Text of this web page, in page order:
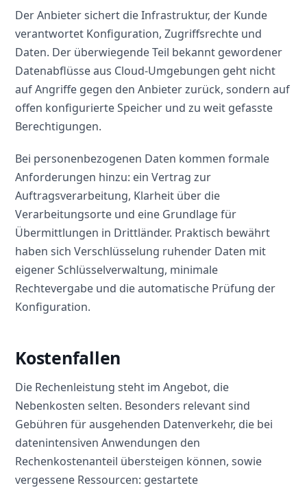
Der Anbieter sichert die Infrastruktur, der Kunde
verantwortet Konfiguration, Zugriffsrechte und
Daten. Der überwiegende Teil bekannt gewordener
Datenabflüsse aus Cloud-Umgebungen geht nicht
auf Angriffe gegen den Anbieter zurück, sondern auf
offen konfigurierte Speicher und zu weit gefasste
Berechtigungen.
Bei personenbezogenen Daten kommen formale
Anforderungen hinzu: ein Vertrag zur
Auftragsverarbeitung, Klarheit über die
Verarbeitungsorte und eine Grundlage für
Übermittlungen in Drittländer. Praktisch bewährt
haben sich Verschlüsselung ruhender Daten mit
eigener Schlüsselverwaltung, minimale
Rechtevergabe und die automatische Prüfung der
Konfiguration.
Kostenfallen
Die Rechenleistung steht im Angebot, die
Nebenkosten selten. Besonders relevant sind
Gebühren für ausgehenden Datenverkehr, die bei
datenintensiven Anwendungen den
Rechenkostenanteil übersteigen können, sowie
vergessene Ressourcen: gestartete